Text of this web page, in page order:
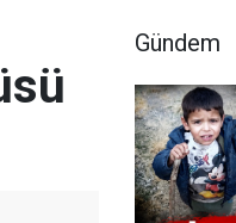
Gündem